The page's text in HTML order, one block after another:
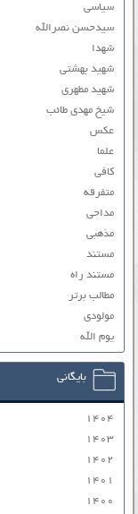
سیاسی
سیدحسن نصرالله
شهدا
شهید بهشتی
شهید مطهری
شیخ مهدی طائب
عکس
علما
کافی
متفرقه
مداحی
مذهبی
مستند
مستند راه
مطالب برتر
مولودی
یوم الله
بایگانی
۱۴۰۴
۱۴۰۳
۱۴۰۲
۱۴۰۱
۱۴۰۰